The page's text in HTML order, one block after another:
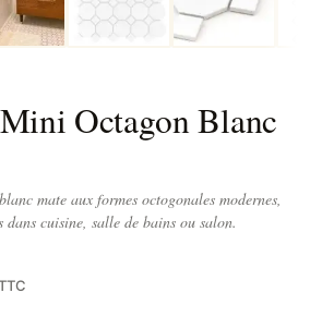
Octagon Blanc
mate aux formes octogonales modernes,
dans cuisine, salle de bains ou salon.